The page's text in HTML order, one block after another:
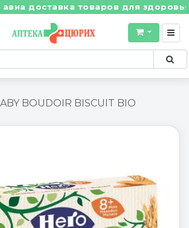
доставка товаров для здоровья
BOUDOIR BISCUIT BIO